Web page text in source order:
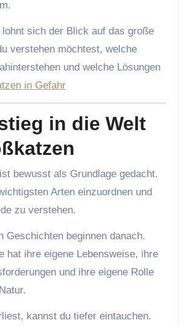
lohnt sich der Blick auf das große
verstehen möchtest, welche
und welche Lösungen
in Gefahr
in die Welt
bewusst als Grundlage gedacht.
Arten einzuordnen und
zu verstehen.
Geschichten beginnen danach.
hat ihre eigene Lebensweise, ihre
und ihre eigene Rolle
kannst du tiefer eintauchen.